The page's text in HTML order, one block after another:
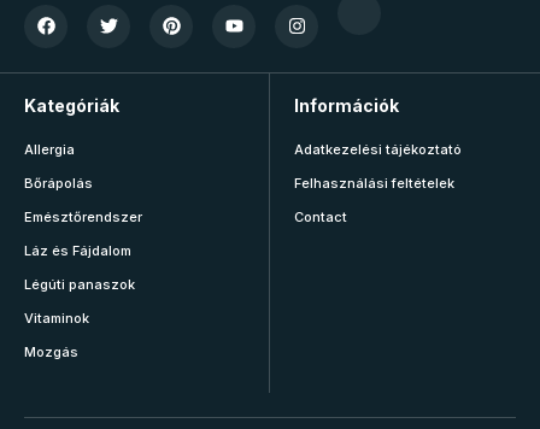
Kategóriák
Allergia
Bőrápolás
Emésztőrendszer
Láz és Fájdalom
Légúti panaszok
Vitaminok
Mozgás
Információk
Adatkezelési tájékoztató
Felhasználási feltételek
Contact